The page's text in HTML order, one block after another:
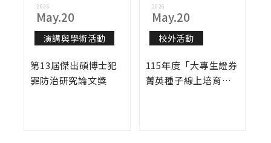
2026
May.20
演講與學術活動
第13屆傑出碩博士犯
罪防治研究論文獎
2026
May.20
校外活動
115年度「大專生證券
菁英種子線上培育